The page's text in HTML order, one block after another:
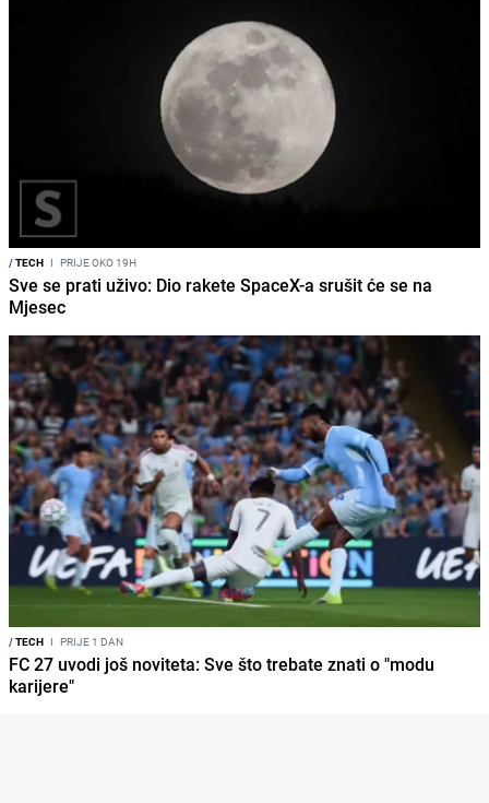
/TECH I PRIJE OKO 19H
Sve se prati uživo: Dio rakete SpaceX-a srušit će se na
Mjesec
/TECH I PRIJE 1 DAN
FC 27 uvodi još noviteta: Sve što trebate znati o "modu
karijere"